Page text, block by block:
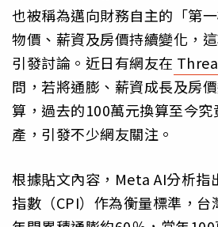
也被稱為邁向財務自主的「第
物價、薪資及房價持續變化，
引發討論。近日有網友在
問，若將通膨、薪資成長及房
算，過去的100萬元換算至今
產，引發不少網友關注。
根據貼文內容，Meta AI分析指
指數（CPI）作為衡量標準，